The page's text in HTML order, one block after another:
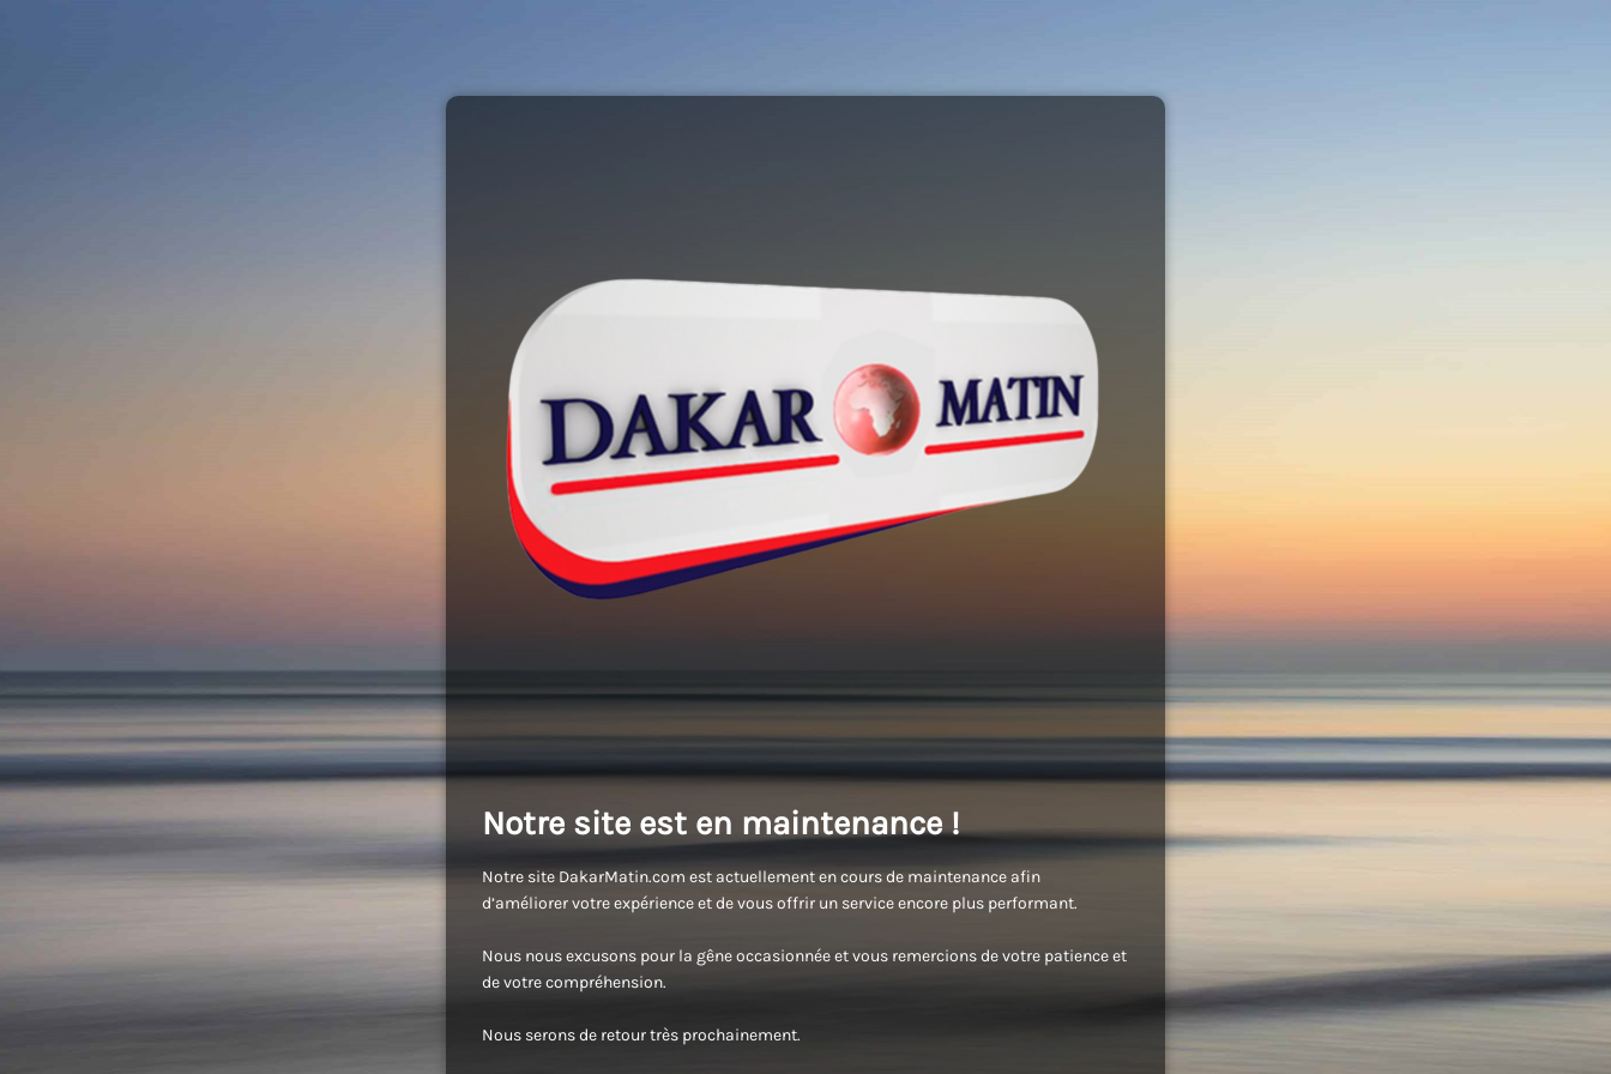
Notre site est en maintenance !
Notre site DakarMatin.com est actuellement en cours de maintenance afin
d’améliorer votre expérience et de vous offrir un service encore plus performant.
Nous nous excusons pour la gêne occasionnée et vous remercions de votre patience et
de votre compréhension.
Nous serons de retour très prochainement.